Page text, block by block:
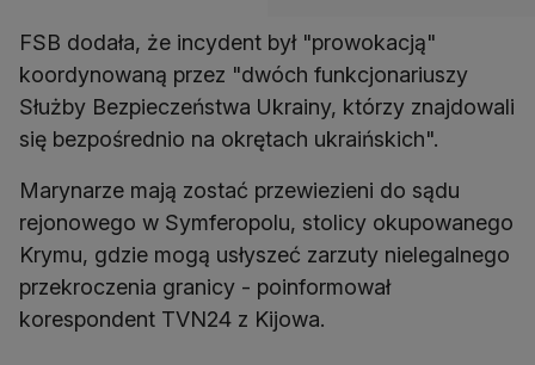
FSB dodała, że incydent był "prowokacją"
koordynowaną przez "dwóch funkcjonariuszy
Służby Bezpieczeństwa Ukrainy, którzy znajdowali
się bezpośrednio na okrętach ukraińskich".
Marynarze mają zostać przewiezieni do sądu
rejonowego w Symferopolu, stolicy okupowanego
Krymu, gdzie mogą usłyszeć zarzuty nielegalnego
przekroczenia granicy - poinformował
korespondent TVN24 z Kijowa.